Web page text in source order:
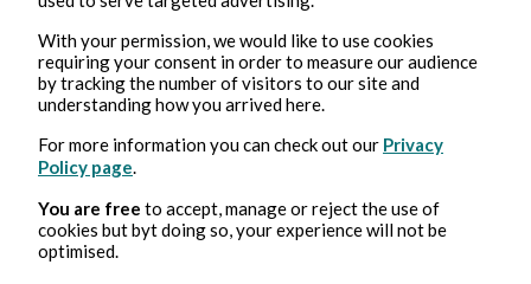
Feb 19, 2025 3 min read
Le Problème à Trois Corps - Saison 1
Culture
With your permission, we would like to use cookies
requiring your consent in order to measure our audience
by tracking the number of visitors to our site and
understanding how you arrived here.
For more information you can check out our Privacy
Policy page
You are free to accept, manage or reject the use of
cookies but byt doing so, your experience will not be
optimised.